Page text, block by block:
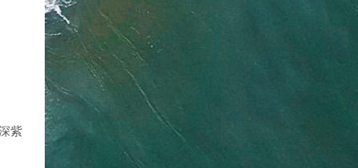
紫